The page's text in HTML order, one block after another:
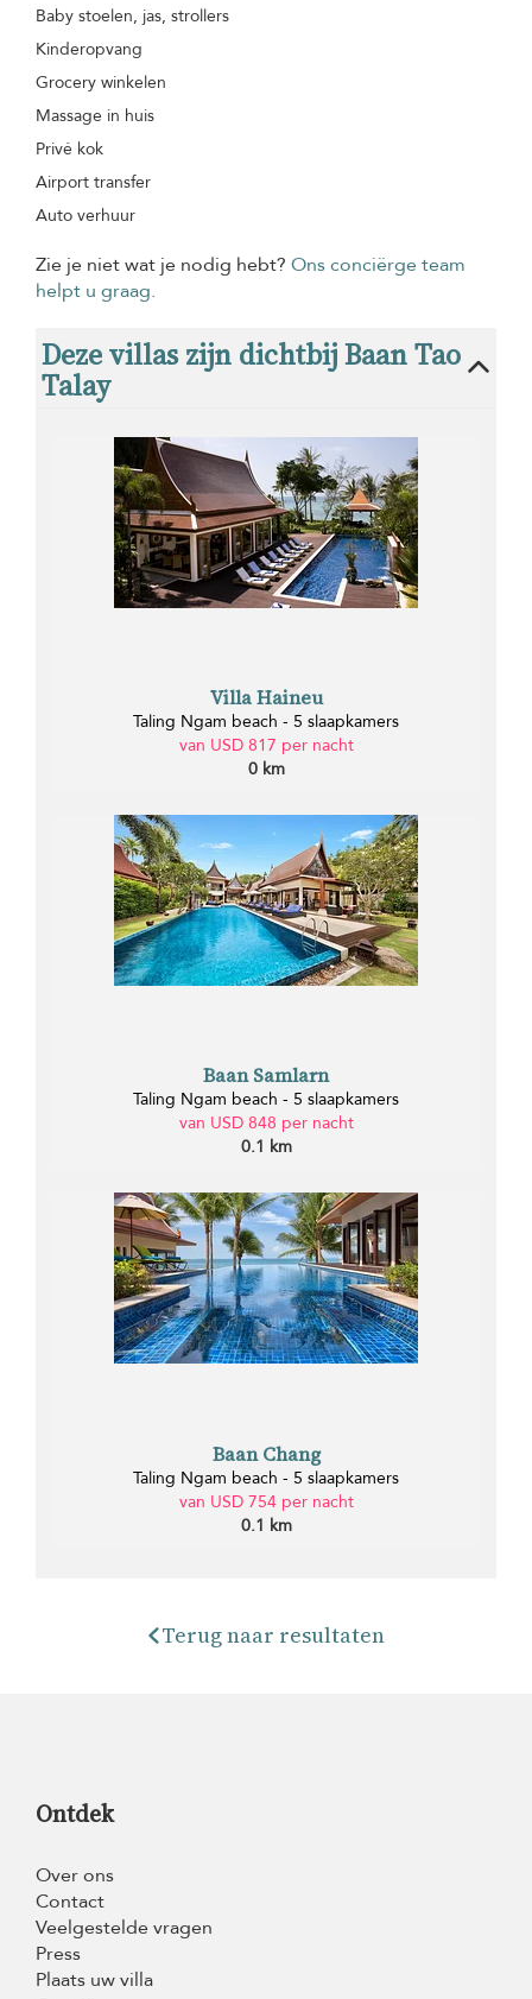
Baby stoelen, jas, strollers
Kinderopvang
Grocery winkelen
Massage in huis
Privé kok
Airport transfer
Auto verhuur
Zie je niet wat je nodig hebt? Ons conciërge team
helpt u graag.
Deze villas zijn dichtbij Baan Tao
Talay
Villa Haineu
Taling Ngam beach - 5 slaapkamers
van USD 817 per nacht
0 km
Baan Samlarn
Taling Ngam beach - 5 slaapkamers
van USD 848 per nacht
0.1 km
Baan Chang
Taling Ngam beach - 5 slaapkamers
van USD 754 per nacht
0.1 km
Terug naar resultaten
Ontdek
Over ons
Contact
Veelgestelde vragen
Press
Plaats uw villa